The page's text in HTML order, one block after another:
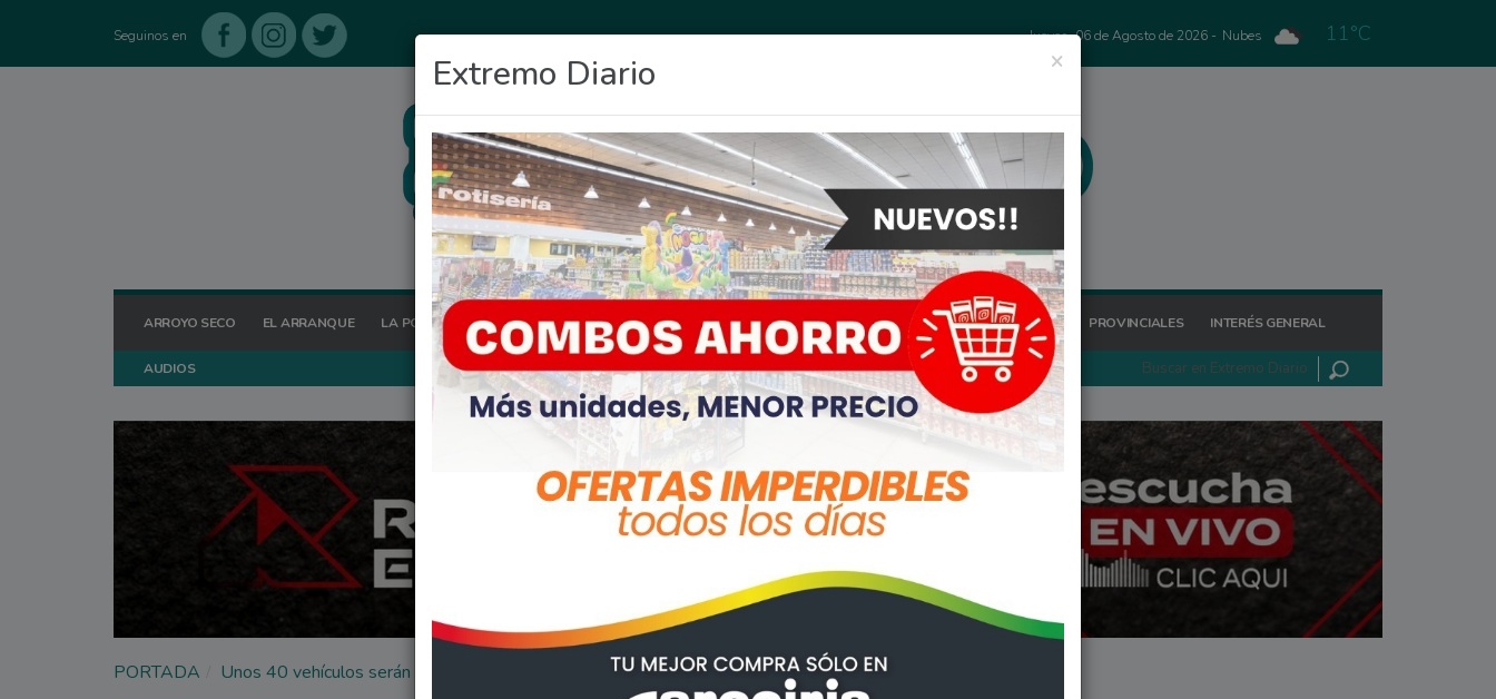
Seguinos en Jueves, 06 de Agosto de 2026 - Nubes 11°C
ARROYO SECO EL ARRANQUE LA POSTA HOY OCIO DEPORTES FIGHIERA GENERAL LAGOS POLICIALES REGIONALES PROVINCIALES INTERÉS GENERAL
AUDIOS
×
Extremo Diario
PORTADA Unos 40 vehículos serán trasladados para compactación